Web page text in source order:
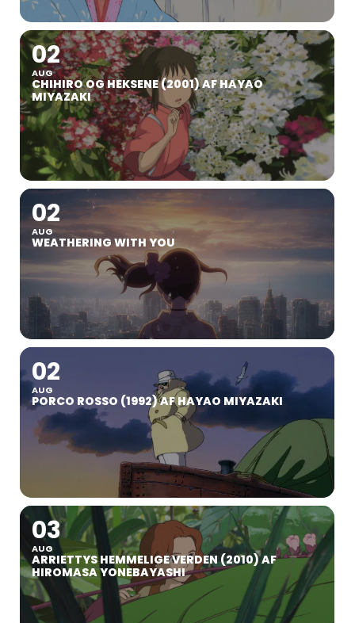
02
AUG
CHIHIRO OG HEKSENE (2001) AF HAYAO
MIYAZAKI
02
AUG
WEATHERING WITH YOU
02
AUG
PORCO ROSSO (1992) AF HAYAO MIYAZAKI
03
AUG
ARRIETTYS HEMMELIGE VERDEN (2010) AF
HIROMASA YONEBAYASHI